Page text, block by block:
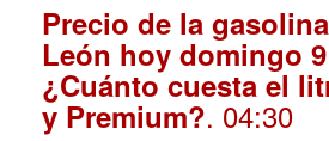
Precio de la
León hoy domingo
¿Cuánto cuesta el
y Premium?. 04:30